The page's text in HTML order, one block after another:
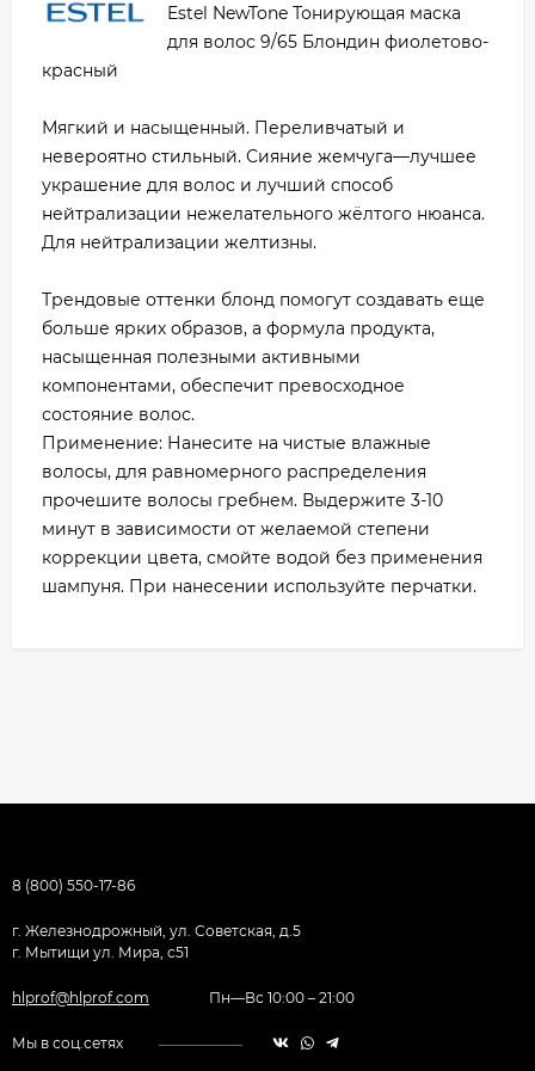
Estel NewTone Тонирующая маска
для волос 9/65 Блондин фиолетово-
красный
Мягкий и насыщенный. Переливчатый и
невероятно стильный. Сияние жемчуга—лучшее
украшение для волос и лучший способ
нейтрализации нежелательного жёлтого нюанса.
Для нейтрализации желтизны.
Трендовые оттенки блонд помогут создавать еще
больше ярких образов, а формула продукта,
насыщенная полезными активными
компонентами, обеспечит превосходное
состояние волос.
Применение: Нанесите на чистые влажные
волосы, для равномерного распределения
прочешите волосы гребнем. Выдержите 3-10
минут в зависимости от желаемой степени
коррекции цвета, смойте водой без применения
шампуня. При нанесении используйте перчатки.
8 (800) 550-17-86
г. Железнодрожный, ул. Советская, д.5
г. Мытищи ул. Мира, с51
hlprof@hlprof.com Пн—Вс 10:00 – 21:00
Мы в соц.сетях